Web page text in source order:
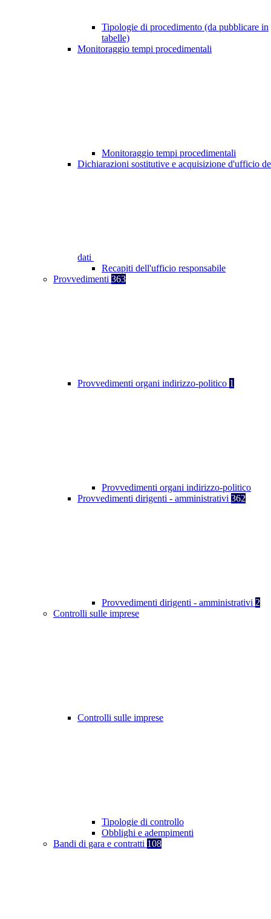
Tipologie di procedimento (da pubblicare in
tabelle)
Monitoraggio tempi procedimentali
Monitoraggio tempi procedimentali
Dichiarazioni sostitutive e acquisizione d'ufficio
dati
Recapiti dell'ufficio responsabile
Provvedimenti 363
Provvedimenti organi indirizzo-politico 1
Provvedimenti organi indirizzo-politico
Provvedimenti dirigenti - amministrativi 362
Provvedimenti dirigenti - amministrativi 2
Controlli sulle imprese
Controlli sulle imprese
Tipologie di controllo
Obblighi e adempimenti
Bandi di gara e contratti 108